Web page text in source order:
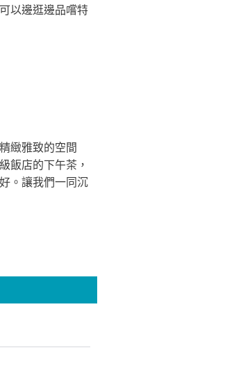
以邊逛邊品嚐特
緻雅致的空間
飯店的下午茶，
。讓我們一同沉